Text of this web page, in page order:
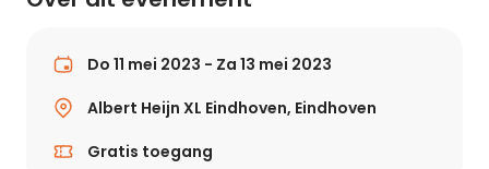
Do 11 mei 2023 - Za 13 mei 2023
Albert Heijn XL Eindhoven, Eindhoven
Gratis toegang